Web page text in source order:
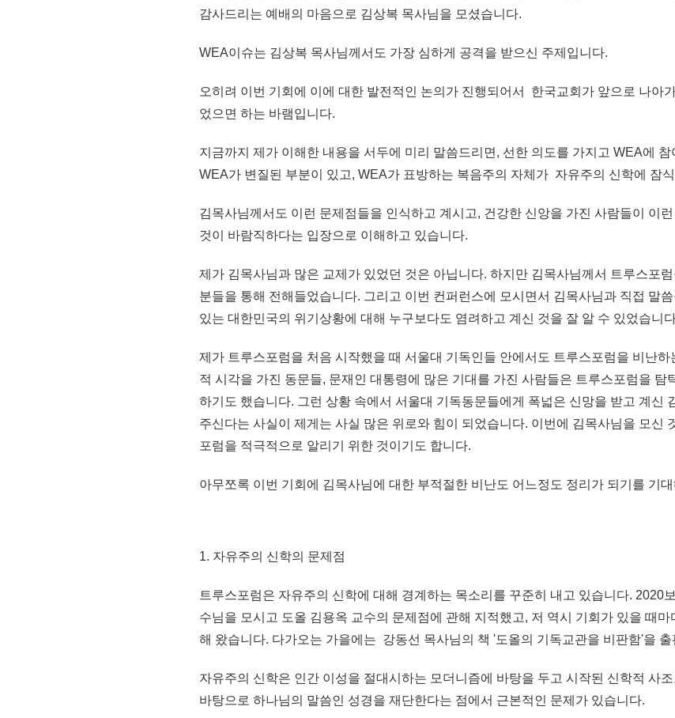
감사드리는 예배의 마음으로 김상복 목사님을 모셨습니다.
WEA이슈는 김상복 목사님께서도 가장 심하게 공격을 받으신 주제입니다.
오히려 이번 기회에 이에 대한 발전적인 논의가 진행되어서 한국교회가 앞으로 나아
었으면 하는 바램입니다.
지금까지 제가 이해한 내용을 서두에 미리 말씀드리면, 선한 의도를 가지고 WEA에
WEA가 변질된 부분이 있고, WEA가 표방하는 복음주의 자체가 자유주의 신학에 잠
김목사님께서도 이런 문제점들을 인식하고 계시고, 건강한 신앙을 가진 사람들이 이
것이 바람직하다는 입장으로 이해하고 있습니다.
제가 김목사님과 많은 교제가 있었던 것은 아닙니다. 하지만 김목사님께서 트루스포
분들을 통해 전해들었습니다. 그리고 이번 컨퍼런스에 모시면서 김목사님과 직접 말
있는 대한민국의 위기상황에 대해 누구보다도 염려하고 계신 것을 잘 알 수 있었습니
제가 트루스포럼을 처음 시작했을 때 서울대 기독인들 안에서도 트루스포럼을 비난
적 시각을 가진 동문들, 문재인 대통령에 많은 기대를 가진 사람들은 트루스포럼을 탐
하기도 했습니다. 그런 상황 속에서 서울대 기독동문들에게 폭넓은 신망을 받고 계신
주신다는 사실이 제게는 사실 많은 위로와 힘이 되었습니다. 이번에 김목사님을 모신
포럼을 적극적으로 알리기 위한 것이기도 합니다.
아무쪼록 이번 기회에 김목사님에 대한 부적절한 비난도 어느정도 정리가 되기를 기
1. 자유주의 신학의 문제점
트루스포럼은 자유주의 신학에 대해 경계하는 목소리를 꾸준히 내고 있습니다. 2020
수님을 모시고 도올 김용옥 교수의 문제점에 관해 지적했고, 저 역시 기회가 있을 때
해 왔습니다. 다가오는 가을에는 강동선 목사님의 책 '도올의 기독교관을 비판함'을
자유주의 신학은 인간 이성을 절대시하는 모더니즘에 바탕을 두고 시작된 신학적 사
바탕으로 하나님의 말씀인 성경을 재단한다는 점에서 근본적인 문제가 있습니다.